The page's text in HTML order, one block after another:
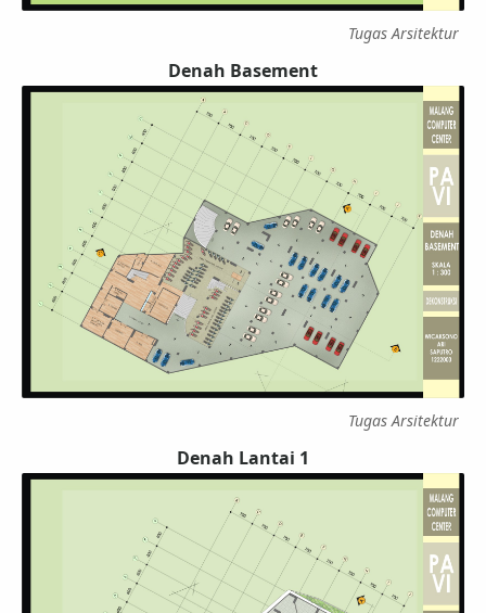
Tugas Arsitektur
Denah Basement
Tugas Arsitektur
Denah Lantai 1